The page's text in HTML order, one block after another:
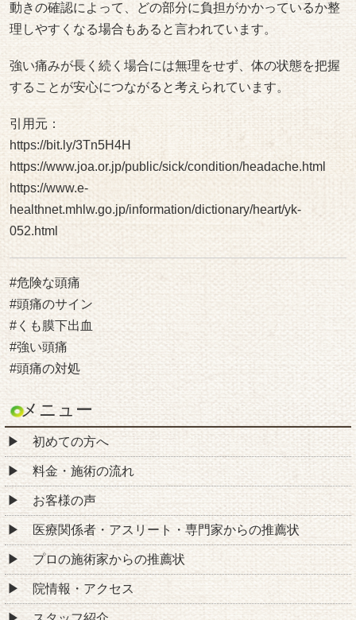
動きの確認によって、どの部分に負担がかかっているか整
理しやすくなる場合もあると言われています。
強い痛みが長く続く場合には無理をせず、体の状態を把握
することが安心につながると考えられています。
引用元：
https://bit.ly/3Tn5H4H
https://www.joa.or.jp/public/sick/condition/headache.html
https://www.e-
healthnet.mhlw.go.jp/information/dictionary/heart/yk-
052.html
#危険な頭痛
#頭痛のサイン
#くも膜下出血
#強い頭痛
#頭痛の対処
メニュー
初めての方へ
料金・施術の流れ
お客様の声
医療関係者・アスリート・専門家からの推薦状
プロの施術家からの推薦状
院情報・アクセス